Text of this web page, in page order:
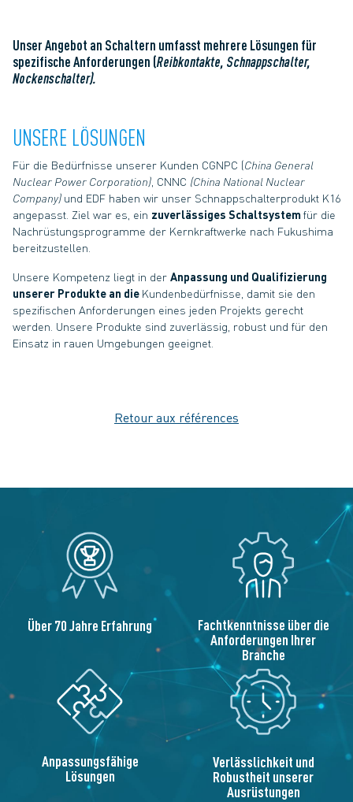
Unser Angebot an Schaltern umfasst mehrere Lösungen für
spezifische Anforderungen (Reibkontakte, Schnappschalter,
Nockenschalter).
UNSERE LÖSUNGEN
Für die Bedürfnisse unserer Kunden CGNPC (China General
Nuclear Power Corporation) , CNNC (China National Nuclear
Company) und EDF haben wir unser Schnappschalterprodukt K16
angepasst. Ziel war es, ein zuverlässiges Schaltsystemfür die
Nachrüstungsprogramme der Kernkraftwerke nach Fukushima
bereitzustellen.
Unsere Kompetenz liegt in der Anpassung und Qualifizierung
unserer Produkte an die Kundenbedürfnisse, damit sie den
spezifischen Anforderungen eines jeden Projekts gerecht
werden. Unsere Produkte sind zuverlässig, robust und für den
Einsatz in rauen Umgebungen geeignet.
Retour aux références
Über 70 Jahre Erfahrung Fachtkenntnisse über die
Anforderungen Ihrer
Branche
Anpassungsfähige
Lösungen
Verlässlichkeit und
Robustheit unserer
Ausrüstungen